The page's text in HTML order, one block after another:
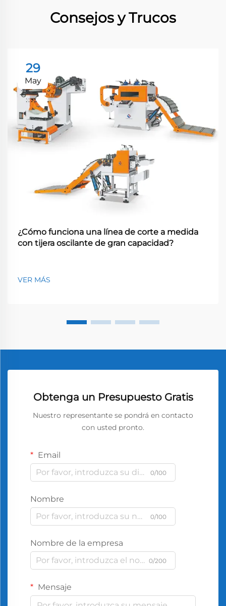
Consejos y Trucos
29
May
¿Cómo funciona una línea de corte a medida
con tijera oscilante de gran capacidad?
VER MÁS
Obtenga un Presupuesto Gratis
Nuestro representante se pondrá en contacto
con usted pronto.
Email
0/100
Nombre
0/100
Nombre de la empresa
0/200
Mensaje